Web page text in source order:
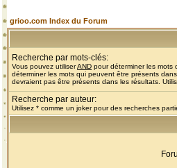
grioo.com Index du Forum
Recherche par mots-clés:
Vous pouvez utiliserAND pour déterminer les
déterminer les mots qui peuvent être présents
devraient pas être présents dans les résultats.
Recherche par auteur:
Utilisez * comme un joker pour des recherches